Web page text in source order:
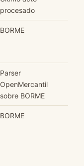
procesado
BORME
Parser
OpenMercantil
sobre BORME
BORME